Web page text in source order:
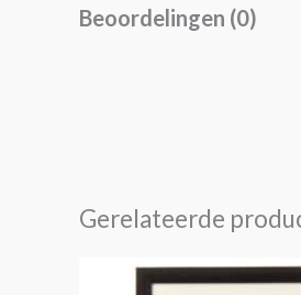
Beoordelingen (0)
Gerelateerde
Prijsklasse:
€4,25